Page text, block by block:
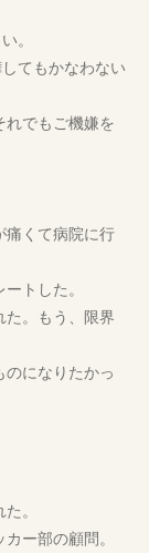
。
てもかなわない
でもご機嫌を
痛くて病院に行
トした。
た。もう、限界
になりたかっ
。
ー部の顧問。